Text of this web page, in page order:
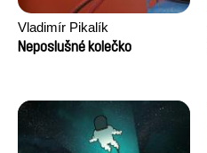
Vladimír Pikalík
Neposlušné kolečko